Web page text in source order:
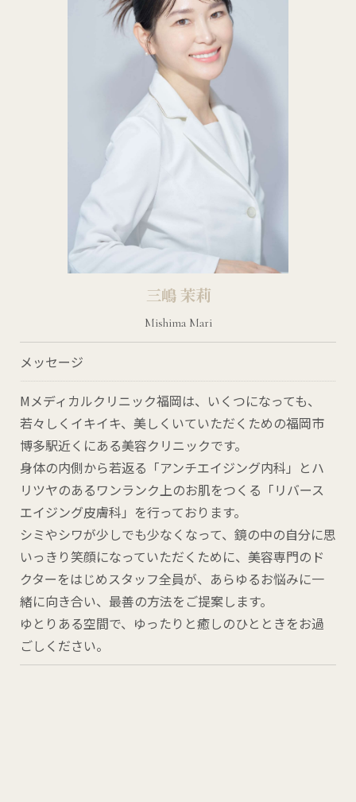
三嶋 茉莉
Mishima Mari
メッセージ
Mメディカルクリニック福岡は、いくつになっても、
若々しくイキイキ、美しくいていただくための福岡市
博多駅近くにある美容クリニックです。
身体の内側から若返る「アンチエイジング内科」とハ
リツヤのあるワンランク上のお肌をつくる「リバース
エイジング皮膚科」を行っております。
シミやシワが少しでも少なくなって、鏡の中の自分に思
いっきり笑顔になっていただくために、美容専門のド
クターをはじめスタッフ全員が、あらゆるお悩みに一
緒に向き合い、最善の方法をご提案します。
ゆとりある空間で、ゆったりと癒しのひとときをお過
ごしください。